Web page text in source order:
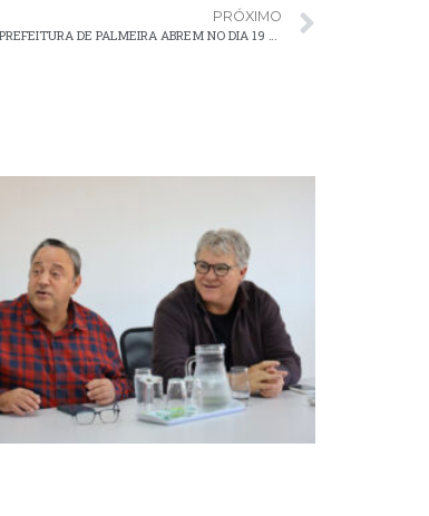
PRÓXIMO
PREPARE-SE! INSCRIÇÕES DO CONCURSO PÚBLICO DA PREFEITURA DE PALMEIRA ABREM NO DIA 19 DE SETEMBRO